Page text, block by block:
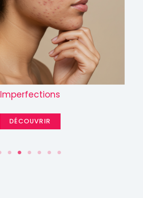
Imperfections
DÉCOUVRIR